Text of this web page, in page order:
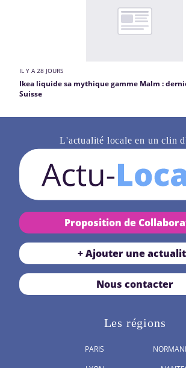
IL Y A 28 JOURS
Ikea liquide sa mythique gamme Malm :
Suisse
L'actualité locale en un clin
Proposition de
+ Ajouter une
Nous contacter
Les régions
PARIS